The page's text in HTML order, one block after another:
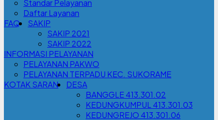
Standar Pelayanan
Daftar Layanan
FAQ
SAKIP
SAKIP 2021
SAKIP 2022
INFORMASI PELAYANAN
PELAYANAN PAKWO
PELAYANAN TERPADU KEC. SUKORAME
KOTAK SARAN
DESA
BANGGLE 413.301.02
KEDUNGKUMPUL 413.301.03
KEDUNGREJO 413.301.06